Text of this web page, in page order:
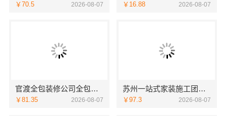
￥70.5 2026-08-07 ￥16.88 2026-08-07
官渡全包装修公司全包价格，云南至高新型建材有限公司闭口合同
￥81.35 2026-08-07
苏州一站式家装施工团队毛坯房认准苏州百年豪庭新材料有限公司
￥97.3 2026-08-07